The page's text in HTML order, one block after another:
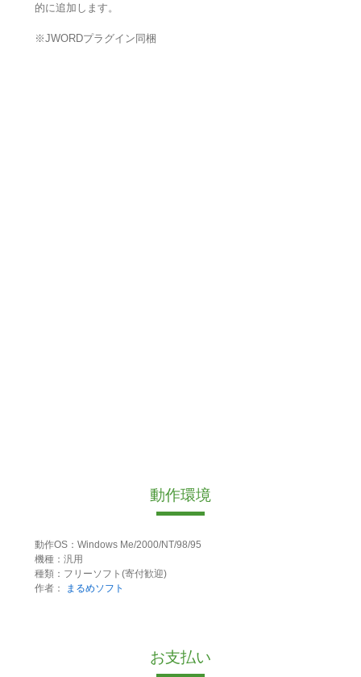
的に追加します。
※JWORDプラグイン同梱
動作環境
動作OS：Windows Me/2000/NT/98/95
機種：汎用
種類：フリーソフト(寄付歓迎)
作者：
まるめソフト
お支払い